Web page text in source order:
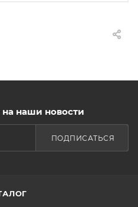
на наши новости
ПОДПИСАТЬСЯ